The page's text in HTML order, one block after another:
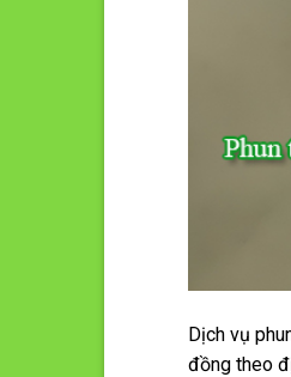
Dịch vụ
đồng theo